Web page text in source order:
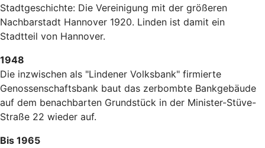
Stadtgeschichte: Die Vereinigung mit der größeren
Nachbarstadt Hannover 1920. Linden ist damit ein
Stadtteil von Hannover.
1948
Die inzwischen als "Lindener Volksbank" firmierte
Genossenschaftsbank baut das zerbombte Bankgebäude
auf dem benachbarten Grundstück in der Minister-Stüve-
Straße 22 wieder auf.
Bis 1965